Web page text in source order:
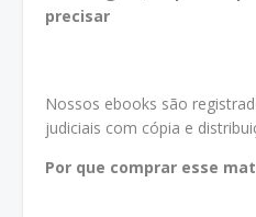
precisar
Nossos ebooks são
judiciais com cópia e
Por que comprar esse